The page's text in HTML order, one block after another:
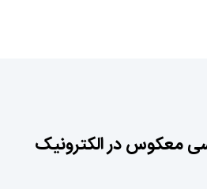
معکوس در الکترونیک